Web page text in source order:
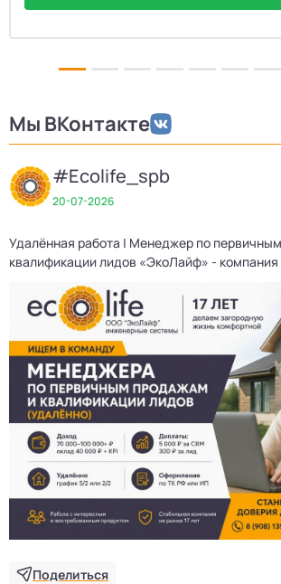
Мы ВКонтакте
#Ecolife_spb
20-07-2026
Удалённая работа | Менеджер по
квалификации лидов «ЭкоЛайф» - компания
Поделиться